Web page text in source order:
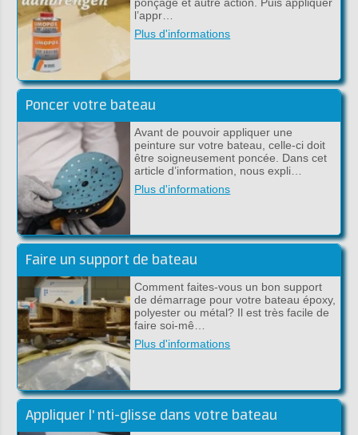
ponçage et autre action. Puis appliquer
l’appr…
Plus d'informations
Poncer votre bateau
Avant de pouvoir appliquer une
peinture sur votre bateau, celle-ci doit
être soigneusement poncée. Dans cet
article d’information, nous expli…
Plus d'informations
Faire un support de bateau
Comment faites-vous un bon support
de démarrage pour votre bateau époxy,
polyester ou métal? Il est très facile de
faire soi-mê…
Plus d'informations
Appliquer l' nti-glisse dans votre bateau